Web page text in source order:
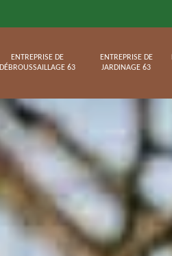
ENTREPRISE DE
DÉBROUSSAILLAGE 63
ENTREPRISE DE
JARDINAGE 63